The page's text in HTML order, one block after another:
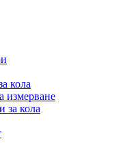
кола
измерване
за кола